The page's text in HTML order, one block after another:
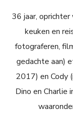
36 jaar,
keuken en
fotograferen,
gedachte aan)
2017) en Cody
Dino en Charlie